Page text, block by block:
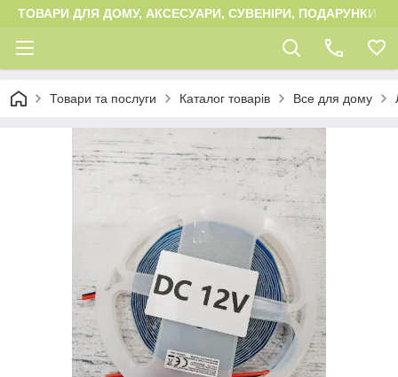
ТОВАРИ ДЛЯ ДОМУ, АКСЕСУАРИ, СУВЕНІРИ, ПОДАРУНКИ
Товари та послуги Каталог товарів Все для дому